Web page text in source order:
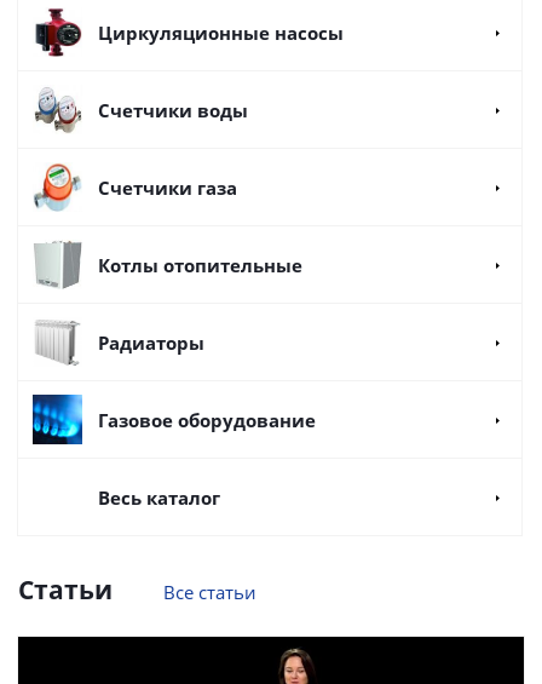
Циркуляционные насосы
Счетчики воды
Счетчики газа
Котлы отопительные
Радиаторы
Газовое оборудование
Весь каталог
Статьи Все статьи